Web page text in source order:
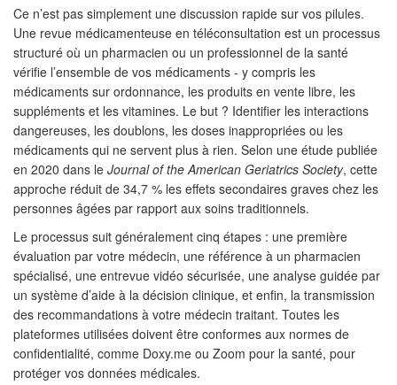
Ce n’est pas simplement une discussion rapide sur vos pilules.
Une revue médicamenteuse en téléconsultation est un processus
structuré où un pharmacien ou un professionnel de la santé
vérifie l’ensemble de vos médicaments - y compris les
médicaments sur ordonnance, les produits en vente libre, les
suppléments et les vitamines. Le but ? Identifier les interactions
dangereuses, les doublons, les doses inappropriées ou les
médicaments qui ne servent plus à rien. Selon une étude publiée
en 2020 dans le Journal of the American Geriatrics Society, cette
approche réduit de 34,7 % les effets secondaires graves chez les
personnes âgées par rapport aux soins traditionnels.
Le processus suit généralement cinq étapes : une première
évaluation par votre médecin, une référence à un pharmacien
spécialisé, une entrevue vidéo sécurisée, une analyse guidée par
un système d’aide à la décision clinique, et enfin, la transmission
des recommandations à votre médecin traitant. Toutes les
plateformes utilisées doivent être conformes aux normes de
confidentialité, comme Doxy.me ou Zoom pour la santé, pour
protéger vos données médicales.